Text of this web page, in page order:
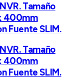
Tamaño
400mm
Fuente SLIM.
Tamaño
400mm
Fuente SLIM.